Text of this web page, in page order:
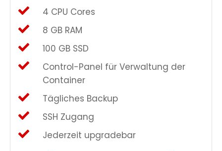
4 CPU Cores
8 GB RAM
100 GB SSD
Control-Panel für Verwaltung der
Container
Tägliches Backup
SSH Zugang
Jederzeit upgradebar